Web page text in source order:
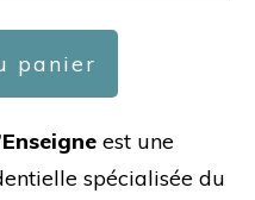
panier
est une
spécialisée du